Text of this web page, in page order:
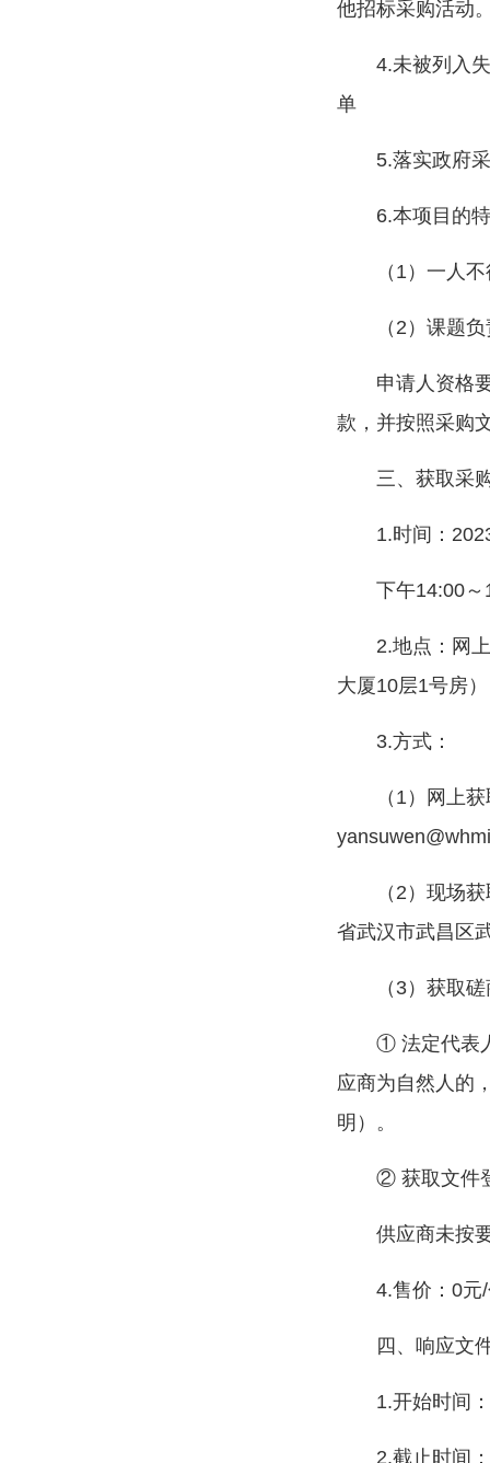
他招标采购活动
4.未被列入
单
5.落实政府
6.本项目的
（1）一人
（2）课题
申请人资格
款，并按照采购
三、获取采
1.时间：
下午14:00
2.地点：网
大厦10层1号房）
3.方式：
（1）网上
（2）现场
省武汉市武昌区
（3）获取
① 法定代表
应商为自然人的
明）。
② 获取文件
供应商未按
4.售价：0元
四、响应文
1.开始时间
2.截止时间